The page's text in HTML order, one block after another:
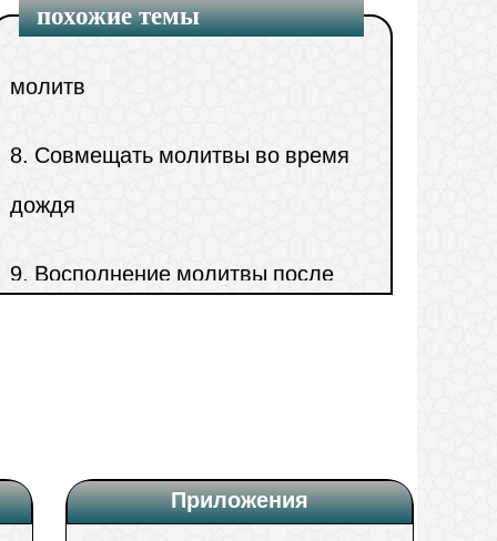
похожие темы
молитв
8.Совмещать молитвы во время
дождя
9.Восполнение молитвы после
менструального цикла
Приложения